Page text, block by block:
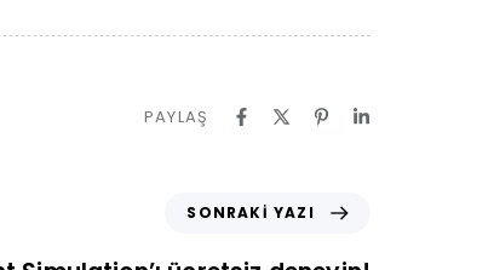
PAYLAŞ
SONRAKI YAZI